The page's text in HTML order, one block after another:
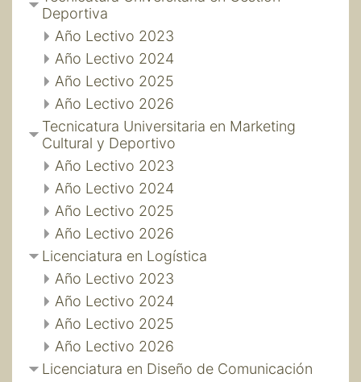
Deportiva
Año Lectivo 2023
Año Lectivo 2024
Año Lectivo 2025
Año Lectivo 2026
Tecnicatura Universitaria en Marketing
Cultural y Deportivo
Año Lectivo 2023
Año Lectivo 2024
Año Lectivo 2025
Año Lectivo 2026
Licenciatura en Logística
Año Lectivo 2023
Año Lectivo 2024
Año Lectivo 2025
Año Lectivo 2026
Licenciatura en Diseño de Comunicación